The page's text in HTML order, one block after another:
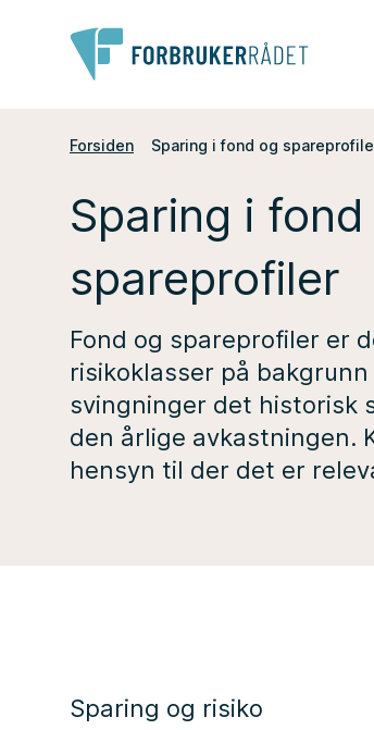
Forsiden Sparing i fond og
Sparing i
spareprofiler
Fond og spareprofiler er
risikoklasser på
svingninger det historisk
den årlige avkastningen.
hensyn til der det er
Sparing og risiko